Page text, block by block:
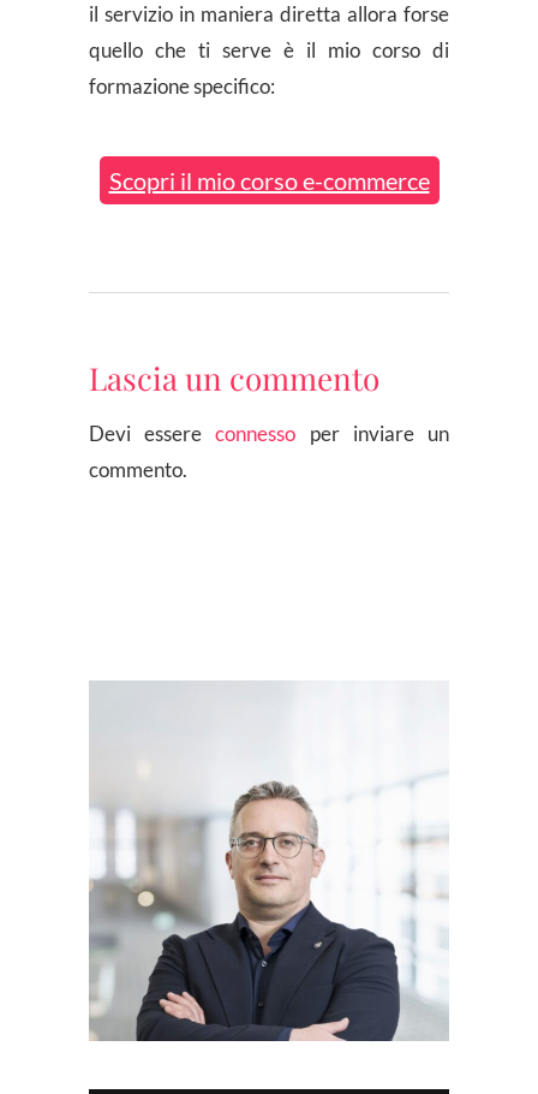
il servizio in maniera diretta allora forse
quello che ti serve è il mio corso di
formazione specifico:
Scopri il mio corso e-commerce
Lascia un commento
Devi essereconnesso per inviare un
commento.